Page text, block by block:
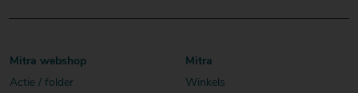
Mitra webshop
Actie / folder
Mitra
Winkels